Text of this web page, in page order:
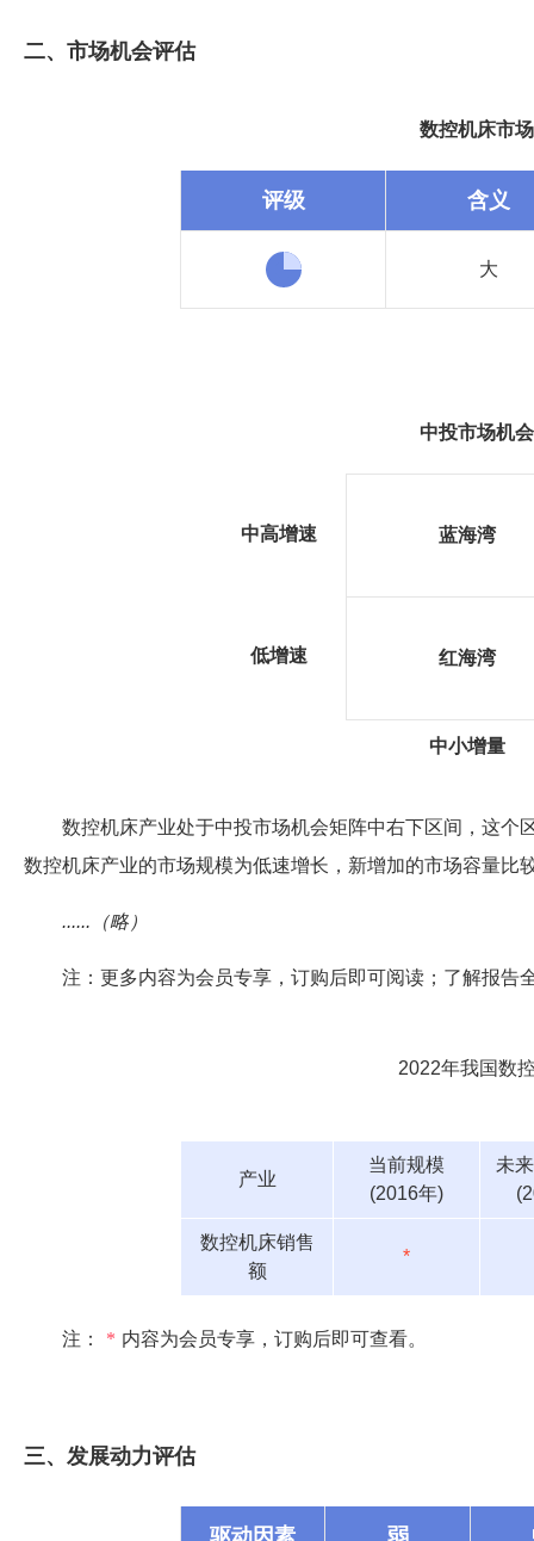
二、市场机会评估
数控机床市
评级 含义
大
中投市场机
中高增速
低增速
蓝海湾
红海湾
中小增量
数控机床产业处于中投市场机会矩阵中右下区间，这个
数控机床产业的市场规模为低速增长，新增加的市场容量比
......（略）
注：更多内容为会员专享，订购后即可阅读；了解报告
2022年我国数
产业
当前规模
(2016年)
未
数控机床销售
额
*
注： * 内容为会员专享，订购后即可查看。
三、发展动力评估
驱动因素 弱